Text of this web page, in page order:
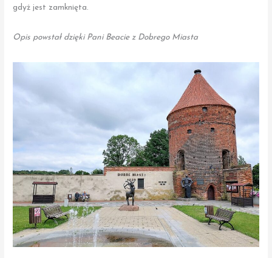
gdyż jest zamknięta.
Opis powstał dzięki Pani Beacie z Dobrego Miasta